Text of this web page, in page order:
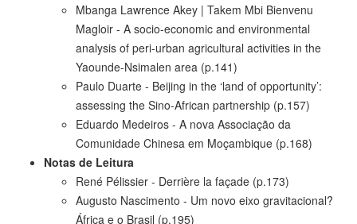
Mbanga Lawrence Akey | Takem Mbi Bienvenu
Magloir - A socio-economic and environmental
analysis of peri-urban agricultural activities in the
Yaounde-Nsimalen area (p.141)
Paulo Duarte - Beijing in the ‘land of opportunity’:
assessing the Sino-African partnership (p.157)
Eduardo Medeiros - A nova Associação da
Comunidade Chinesa em Moçambique (p.168)
Notas de Leitura
René Pélissier - Derrière la façade (p.173)
Augusto Nascimento - Um novo eixo gravitacional?
África e o Brasil (p.195)